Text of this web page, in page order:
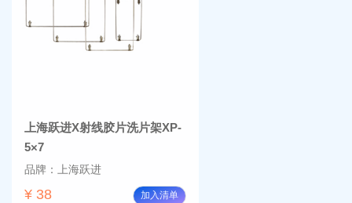
上海跃进X射线胶片洗片架XP-
5×7
品牌：上海跃进
¥ 38 加入清单